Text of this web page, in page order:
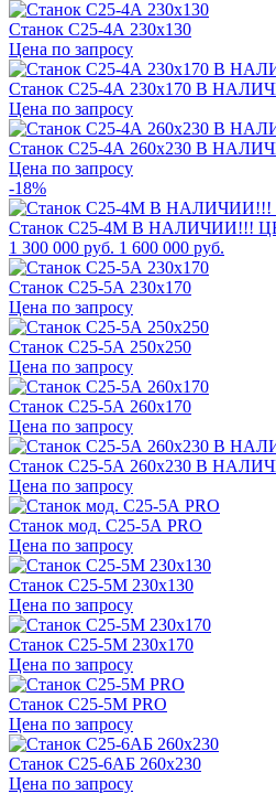
Станок С25-4А 230x130
Цена по запросу
Станок С25-4А 230x170 В
Цена по запросу
Станок С25-4А 260х230 В
Цена по запросу
-18%
Станок С25-4М В НАЛИЧИИ!!!
1 300 000 руб. 1 600 000 руб.
Станок С25-5А 230х170
Цена по запросу
Станок С25-5А 250х250
Цена по запросу
Станок С25-5А 260x170
Цена по запросу
Станок С25-5А 260x230 В
Цена по запросу
Станок мод. С25-5А PRO
Цена по запросу
Станок С25-5М 230x130
Цена по запросу
Станок С25-5М 230х170
Цена по запросу
Станок С25-5М PRO
Цена по запросу
Станок С25-6АБ 260х230
Цена по запросу